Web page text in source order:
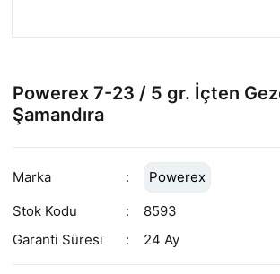
Powerex 7-23 / 5 gr. İçten
Şamandıra
Marka
Powerex
Stok Kodu
8593
Garanti Süresi
24 Ay